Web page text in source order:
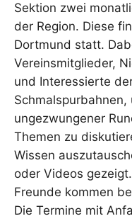
Sektion zwei
der Region. Diese
Dortmund statt.
Vereinsmitglieder,
und Interessierte
ungezwungener
Themen zu
Wissen
oder Videos
Freunde kommen
Die Termine mit